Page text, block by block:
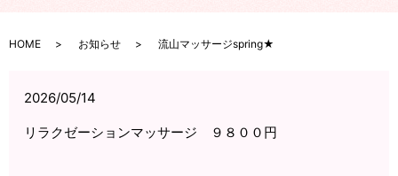
HOME お知らせ 流山マッサージspring★
2026/05/14
リラクゼーションマッサージ ９８００円